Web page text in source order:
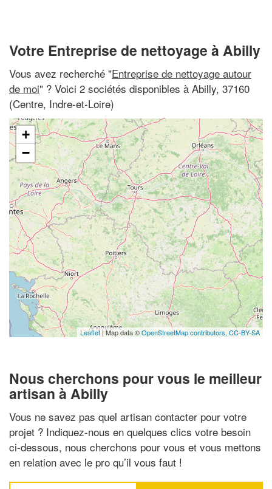
Votre Entreprise de nettoyage à Abilly
Vous avez recherché "Entreprise de nettoyage autour
de moi" ? Voici 2 sociétés disponibles à Abilly, 37160
(Centre, Indre-et-Loire)
+
−
Leaflet| Map data ©OpenStreetMap contributors, CC-BY-SA
Nous cherchons pour vous le meilleur
artisan à Abilly
Vous ne savez pas quel artisan contacter pour votre
projet ? Indiquez-nous en quelques clics votre besoin
ci-dessous, nous cherchons pour vous et vous mettons
en relation avec le pro qu’il vous faut !